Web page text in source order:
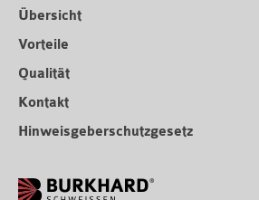
Übersicht
Vorteile
Qualität
Kontakt
Hinweisgeberschutzgesetz